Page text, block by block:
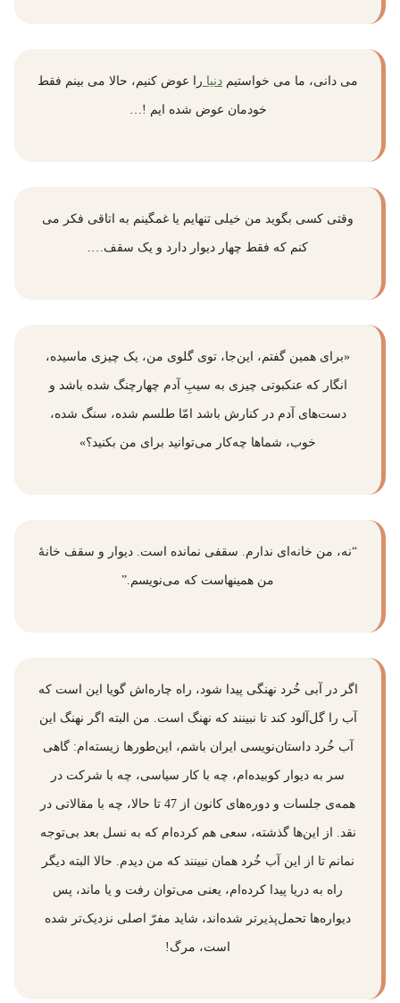
می دانی، ما می خواستیم دنیا را عوض کنیم، حالا می بینم فقط
خودمان عوض شده ایم !…
وقتی کسی بگوید من خیلی تنهایم یا غمگینم به اتاقی فکر می
کنم که فقط چهار دیوار دارد و یک سقف….
«برای همین گفتم، این‌جا، توی گلوی من، یک چیزی ماسیده،
انگار که عنکبوتی چیزی به سیبِ آدم چهارچنگ شده باشد و
دست‌های آدم در کنارش باشد امّا طلسم شده، سنگ شده،
خوب، شماها چه‌کار می‌توانید برای من بکنید؟»
“نه، من خانه‌ای ندارم. سقفی نمانده است. دیوار و سقف خانهٔ
من همینهاست که می‌نویسم.”
اگر در آبی خُرد نهنگی پیدا شود، راه چاره‌اش گویا این است که
آب را گل‌آلود کند تا نبینند که نهنگ است. من البته اگر نهنگ این
آب خُرد داستان‌نویسی ایران باشم، این‌طورها زیسته‌ام: گاهی
سر به دیوار کوبیده‌ام، چه با کار سیاسی، چه با شرکت در
همه‌ی جلسات و دوره‌های کانون از 47 تا حالا، چه با مقالاتی در
نقد. از این‌ها گذشته، سعی هم کرده‌ام که به نسل بعد بی‌توجه
نمانم تا از این آب خُرد همان نبینند که من دیدم. حالا البته دیگر
راه به دریا پیدا کرده‌ام، یعنی می‌توان رفت و یا ماند، پس
دیواره‌ها تحمل‌پذیر‌تر شده‌اند، شاید مفرّ اصلی نزدیک‌تر شده
است، مرگ!